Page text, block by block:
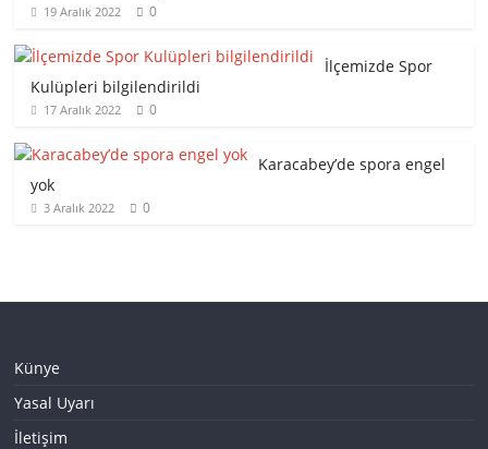
19 Aralık 2022 0
İlçemizde Spor
Kulüpleri bilgilendirildi
17 Aralık 2022 0
Karacabey’de spora engel
yok
3 Aralık 2022 0
Künye
Yasal Uyarı
İletişim